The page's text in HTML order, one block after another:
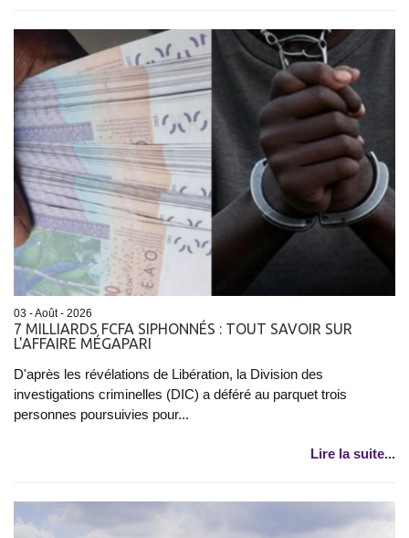
03 - Août - 2026
7 MILLIARDS FCFA SIPHONNÉS : TOUT SAVOIR SUR
L'AFFAIRE MÉGAPARI
D'après les révélations de Libération, la Division des
investigations criminelles (DIC) a déféré au parquet trois
personnes poursuivies pour...
Lire la suite...